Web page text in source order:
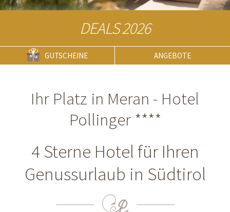
DEALS 2026
GUTSCHEINE ANGEBOTE
Ihr Platz in Meran - Hotel
Pollinger ****
4 Sterne Hotel für Ihren
Genussurlaub in Südtirol